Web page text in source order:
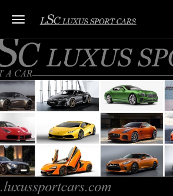
Toggle navigation